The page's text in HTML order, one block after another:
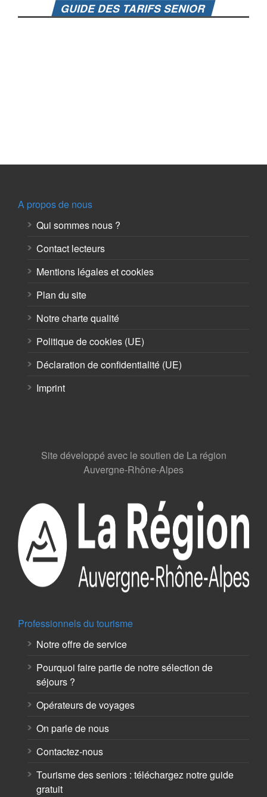
GUIDE DES TARIFS SENIOR
A propos de nous
Qui sommes nous ?
Contact lecteurs
Mentions légales et cookies
Plan du site
Notre charte qualité
Politique de cookies (UE)
Déclaration de confidentialité (UE)
Imprint
Site développé avec le soutien de La région
Auvergne-Rhône-Alpes
Professionnels du tourisme
Notre offre de service
Pourquoi faire partie de notre sélection de
séjours ?
Opérateurs de voyages
On parle de nous
Contactez-nous
Tourisme des seniors : téléchargez notre guide
gratuit